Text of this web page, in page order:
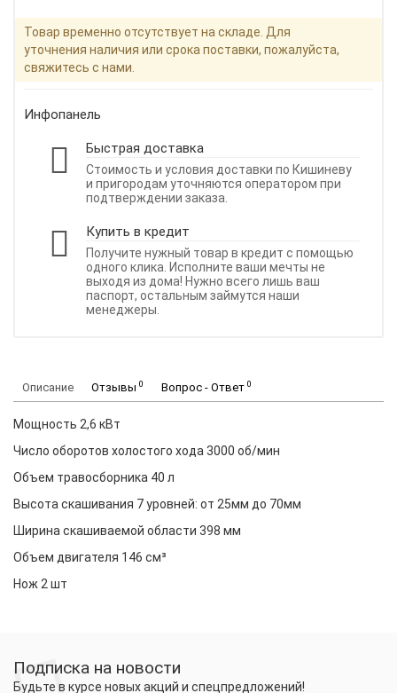
Товар временно отсутствует на складе. Для
уточнения наличия или срока поставки, пожалуйста,
свяжитесь с нами.
Инфопанель
Быстрая доставка
Стоимость и условия доставки по Кишиневу
и пригородам уточняются оператором при
подтверждении заказа.
Купить в кредит
Получите нужный товар в кредит с помощью
одного клика. Исполните ваши мечты не
выходя из дома! Нужно всего лишь ваш
паспорт, остальным займутся наши
менеджеры.
Описание Отзывы 0 Вопрос - Ответ 0
Мощность 2,6 кВт
Число оборотов холостого хода 3000 об/мин
Объем травосборника 40 л
Высота скашивания 7 уровней: от 25мм до 70мм
Ширина скашиваемой области 398 мм
Объем двигателя 146 см³
Нож 2 шт
Подписка на новости
Будьте в курсе новых акций и спецпредложений!